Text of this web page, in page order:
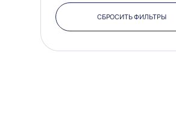
СБРОСИТЬ ФИЛЬТРЫ